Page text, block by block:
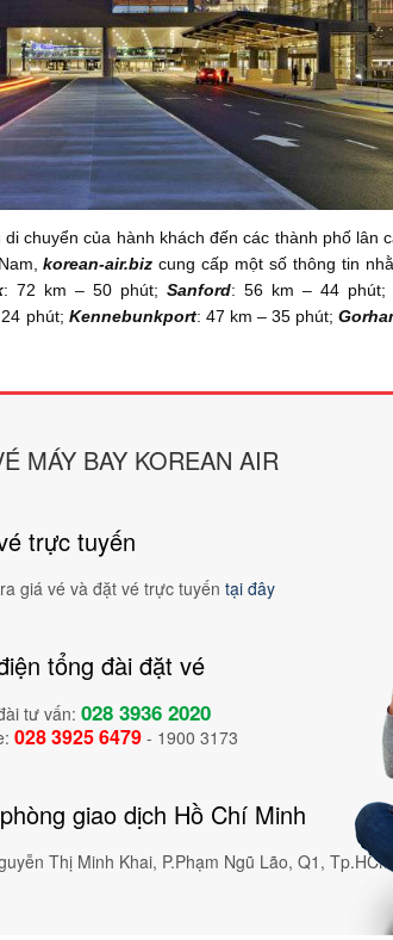
chuyển của hành khách đến các thành phố lân
korean-air.biz cung cấp một số thông tin
: 72 km – 50 phút;Sanford: 56 km – 44 phút;
phút; Kennebunkport: 47 km – 35 phút;
MÁY BAY KOREAN AIR
trực tuyến
giá vé và đặt vé trực tuyến tại đây
tổng đài đặt vé
tư vấn: 028 3936 2020
028 3925 6479 - 1900 3173
giao dịch Hồ Chí Minh
Thị Minh Khai, P.Phạm Ngũ Lão, Q1, Tp.HCM